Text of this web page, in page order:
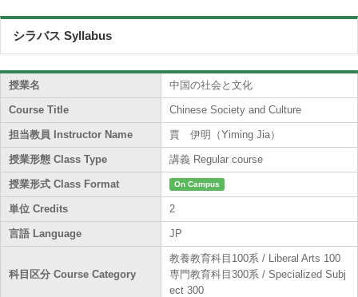
シラバス Syllabus
授業名 中国の社会と文化
Course Title Chinese Society and Culture
担当教員 Instructor Name 賈 伊明（Yiming Jia）
授業形態 Class Type 講義 Regular course
授業形式 Class Format On Campus
単位 Credits 2
言語 Language JP
科目区分 Course Category
教養教育科目100系 / Liberal Arts 100
専門教育科目300系 / Specialized Subj
ect 300